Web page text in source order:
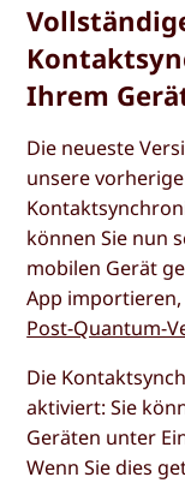
Ihrem
Die neueste
unsere
können Sie nun
mobilen Gerät
App
Post-Quantum-
Die
aktiviert: Sie
Geräten unter
Wenn Sie dies